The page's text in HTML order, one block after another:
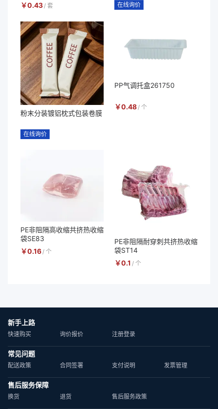
￥0.43 / 套 在线询价
粉末分装镀铝枕式包装卷膜
在线询价
PP气调托盒261750
￥0.48 / 个
PE非阻隔高收缩共挤热收缩
袋SE83
￥0.16 / 个
PE非阻隔耐穿刺共挤热收缩
袋ST14
￥0.1 / 个
新手上路
快速购买 询价报价 注册登录
常见问题
配送政策 合同签署 支付说明 发票管理
售后服务保障
换货 退货 售后服务政策